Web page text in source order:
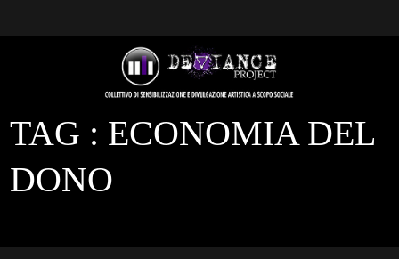
TAG : ECONOMIA DEL
DONO